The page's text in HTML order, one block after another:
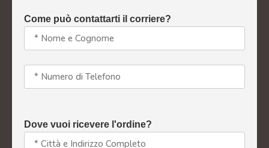
Come può contattarti il corriere?
Dove vuoi ricevere l'ordine?